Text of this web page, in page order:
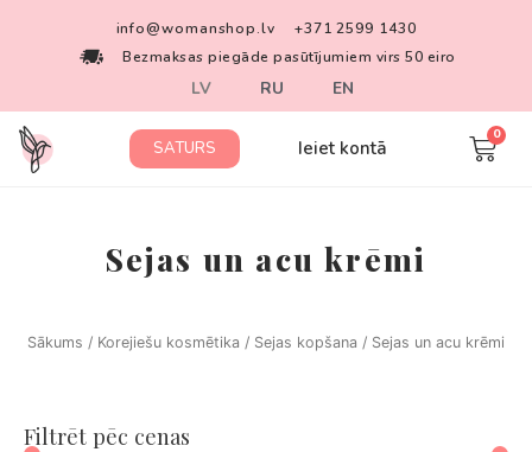
info@womanshop.lv
+371 2599 1430
Bezmaksas piegāde pasūtījumiem virs 50 eiro
LV RU EN
SATURS Ieiet kontā
Sejas un acu krēmi
Sākums / Korejiešu kosmētika / Sejas kopšana / Sejas un acu krēmi
Filtrēt pēc cenas